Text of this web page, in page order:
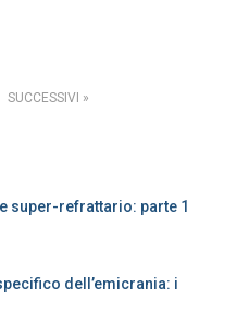
SUCCESSIVI
super-refrattario: parte 1
dell’emicrania: i